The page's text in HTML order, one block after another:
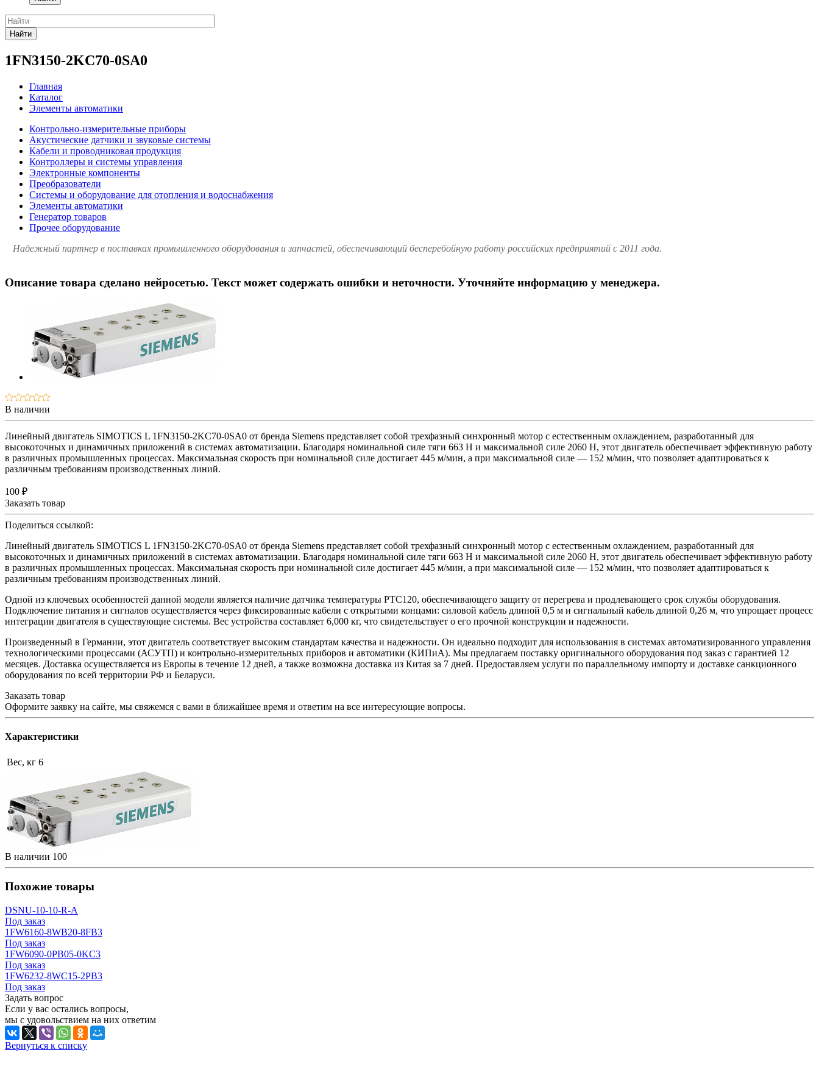
Найти
1FN3150-2KC70-0SA0
Главная
Каталог
Элементы автоматики
Контрольно-измерительные приборы
Акустические датчики и звуковые системы
Кабели и проводниковая продукция
Контроллеры и системы управления
Электронные компоненты
Преобразователи
Системы и оборудование для отопления и водоснабжения
Элементы автоматики
Генератор товаров
Прочее оборудование
Надежный партнер в поставках промышленного оборудования и запчастей, обеспечивающий бесперебойную работу российских предприятий с 2011 года.
Описание товара сделано нейросетью. Текст может содержать ошибки и неточности. Уточняйте информацию у менеджера.
В наличии
Линейный двигатель SIMOTICS L 1FN3150-2KC70-0SA0 от бренда Siemens представляет собой трехфазный синхронный мотор с естественным охлаждением, разработанный для
высокоточных и динамичных приложений в системах автоматизации. Благодаря номинальной силе тяги 663 Н и максимальной силе 2060 Н, этот двигатель обеспечивает эффективную работу
в различных промышленных процессах. Максимальная скорость при номинальной силе достигает 445 м/мин, а при максимальной силе — 152 м/мин, что позволяет адаптироваться к
различным требованиям производственных линий.
100 ₽
Заказать товар
Поделиться ссылкой:
Линейный двигатель SIMOTICS L 1FN3150-2KC70-0SA0 от бренда Siemens представляет собой трехфазный синхронный мотор с естественным охлаждением, разработанный для
высокоточных и динамичных приложений в системах автоматизации. Благодаря номинальной силе тяги 663 Н и максимальной силе 2060 Н, этот двигатель обеспечивает эффективную работу
в различных промышленных процессах. Максимальная скорость при номинальной силе достигает 445 м/мин, а при максимальной силе — 152 м/мин, что позволяет адаптироваться к
различным требованиям производственных линий.
Одной из ключевых особенностей данной модели является наличие датчика температуры PTC120, обеспечивающего защиту от перегрева и продлевающего срок службы оборудования.
Подключение питания и сигналов осуществляется через фиксированные кабели с открытыми концами: силовой кабель длиной 0,5 м и сигнальный кабель длиной 0,26 м, что упрощает процесс
интеграции двигателя в существующие системы. Вес устройства составляет 6,000 кг, что свидетельствует о его прочной конструкции и надежности.
Произведенный в Германии, этот двигатель соответствует высоким стандартам качества и надежности. Он идеально подходит для использования в системах автоматизированного управления
технологическими процессами (АСУТП) и контрольно-измерительных приборов и автоматики (КИПиА). Мы предлагаем поставку оригинального оборудования под заказ с гарантией 12
месяцев. Доставка осуществляется из Европы в течение 12 дней, а также возможна доставка из Китая за 7 дней. Предоставляем услуги по параллельному импорту и доставке санкционного
оборудования по всей территории РФ и Беларуси.
Заказать товар
Оформите заявку на сайте, мы свяжемся с вами в ближайшее время и ответим на все интересующие вопросы.
Характеристики
Вес, кг 6
В наличии 100
Похожие товары
DSNU-10-10-R-A
Под заказ
1FW6160-8WB20-8FB3
Под заказ
1FW6090-0PB05-0KC3
Под заказ
1FW6232-8WC15-2PB3
Под заказ
Задать вопрос
Если у вас остались вопросы,
мы с удовольствием на них ответим
Вернуться к списку